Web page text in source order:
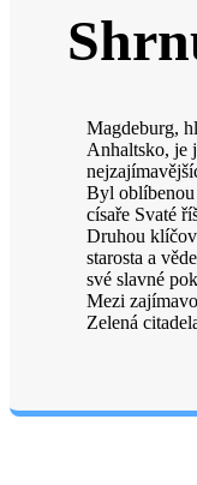
Magdeburg,
Anhaltsko, je
Byl
císaře Svaté
Druhou
starosta a
své slavné
Mezi
Zelená